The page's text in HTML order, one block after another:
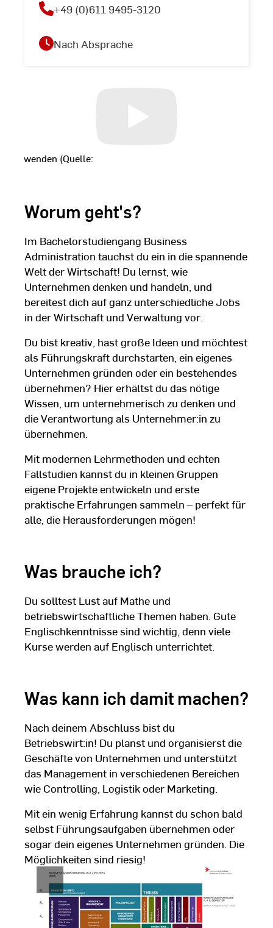
+49 (0)611 9495-3120
Nach Absprache
verwenden (Quelle:
übertragen oder
werden könnten. Weitere
Sie in unserer
Worum geht's?
Im Bachelorstudiengang Business
Administration tauchst du ein in die spannende
Welt der Wirtschaft! Du lernst, wie
Unternehmen denken und handeln, und
bereitest dich auf ganz unterschiedliche Jobs
in der Wirtschaft und Verwaltung vor.
Du bist kreativ, hast große Ideen und möchtest
als Führungskraft durchstarten, ein eigenes
Unternehmen gründen oder ein bestehendes
übernehmen? Hier erhältst du das nötige
Wissen, um unternehmerisch zu denken und
die Verantwortung als Unternehmer:in zu
übernehmen.
Mit modernen Lehrmethoden und echten
Fallstudien kannst du in kleinen Gruppen
eigene Projekte entwickeln und erste
praktische Erfahrungen sammeln – perfekt für
alle, die Herausforderungen mögen!
Was brauche ich?
Du solltest Lust auf Mathe und
betriebswirtschaftliche Themen haben. Gute
Englischkenntnisse sind wichtig, denn viele
Kurse werden auf Englisch unterrichtet.
Was kann ich damit machen?
Nach deinem Abschluss bist du
Betriebswirt:in! Du planst und organisierst die
Geschäfte von Unternehmen und unterstützt
das Management in verschiedenen Bereichen
wie Controlling, Logistik oder Marketing.
Mit ein wenig Erfahrung kannst du schon bald
selbst Führungsaufgaben übernehmen oder
sogar dein eigenes Unternehmen gründen. Die
Möglichkeiten sind riesig!